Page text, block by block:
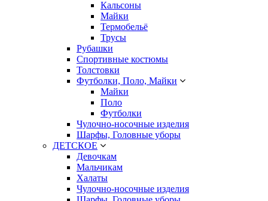
Кальсоны
Майки
Термобельё
Трусы
Рубашки
Спортивные костюмы
Толстовки
Футболки, Поло, Майки
Майки
Поло
Футболки
Чулочно-носочные изделия
Шарфы, Головные уборы
ДЕТСКОЕ
Девочкам
Мальчикам
Халаты
Чулочно-носочные изделия